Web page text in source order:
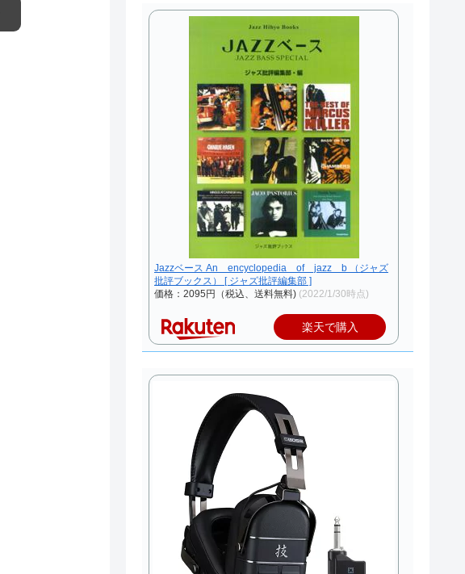
Jazzベース An encyclopedia of jazz b （ジャズ
批評ブックス） [ ジャズ批評編集部 ]
価格：2095円（税込、送料無料) (2022/1/30時点)
楽天で購入